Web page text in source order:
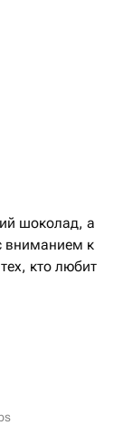
а
вниманием к
кто любит
десерт.